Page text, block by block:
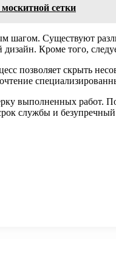
сетки
шагом. Существуют
Кроме того,
позволяет скрыть
выполненных работ.
службы и